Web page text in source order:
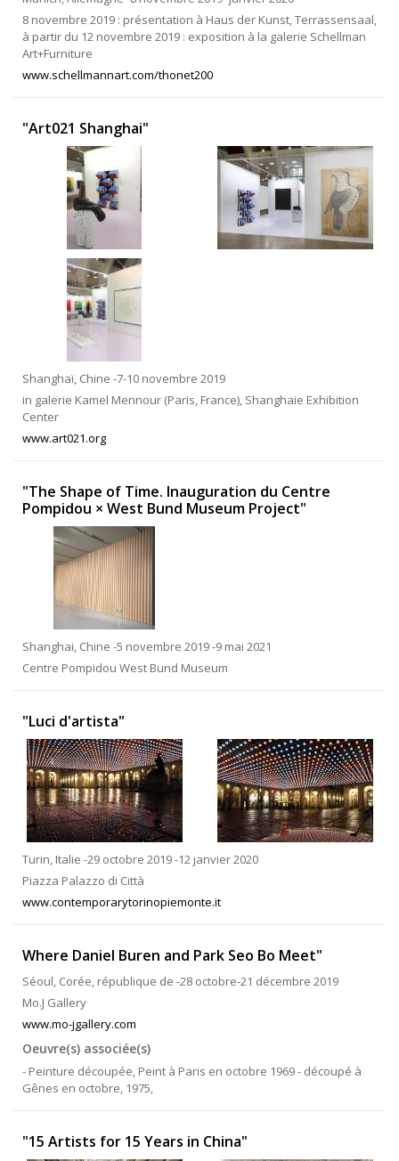
8 novembre 2019 : présentation à Haus der Kunst, Terrassensaal,
à partir du 12 novembre 2019 : exposition à la galerie Schellman
Art+Furniture
www.schellmannart.com/thonet200
"Art021 Shanghai"
Shanghaï, Chine -7-10 novembre 2019
in galerie Kamel Mennour (Paris, France), Shanghaie Exhibition
Center
www.art021.org
"The Shape of Time. Inauguration du Centre
Pompidou × West Bund Museum Project"
Shanghai, Chine -5 novembre 2019 -9 mai 2021
Centre Pompidou West Bund Museum
"Luci d'artista"
Turin, Italie -29 octobre 2019 -12 janvier 2020
Piazza Palazzo di Città
www.contemporarytorinopiemonte.it
Where Daniel Buren and Park Seo Bo Meet"
Séoul, Corée, république de -28 octobre-21 décembre 2019
Mo.J Gallery
www.mo-jgallery.com
Oeuvre(s) associée(s)
- Peinture découpée, Peint à Paris en octobre 1969 - découpé à
Gênes en octobre, 1975,
"15 Artists for 15 Years in China"